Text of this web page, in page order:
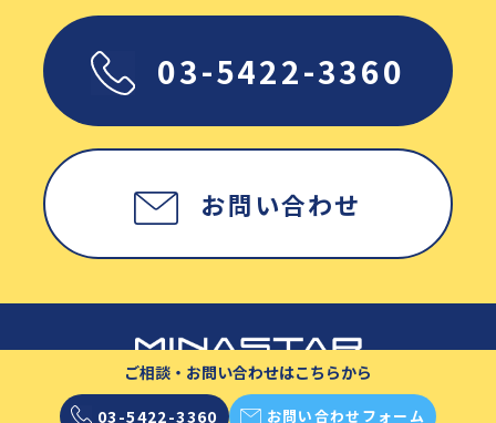
03-5422-3360
お問い合わせ
Copyright © MINASTAR Inc. All rights reserved.
ご相談・お問い合わせはこちらから
03-5422-3360
お問い合わせフォーム